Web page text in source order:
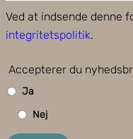
Ved at indsende denne
integritetspolitik.
Accepterer du
Ja
Nej